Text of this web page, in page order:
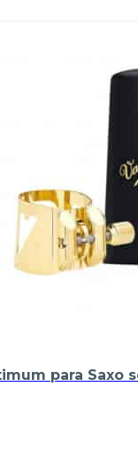
para Saxo